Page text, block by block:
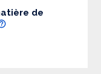
de